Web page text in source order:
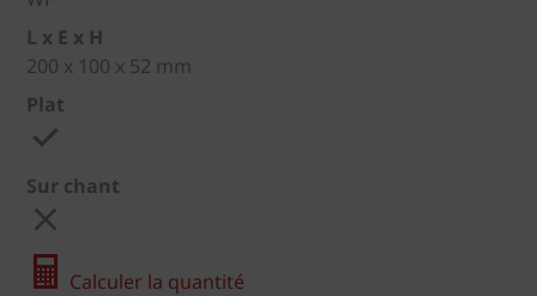
L x E x H
200 x 100 x 52 mm
Plat
Sur chant
Calculer la quantité